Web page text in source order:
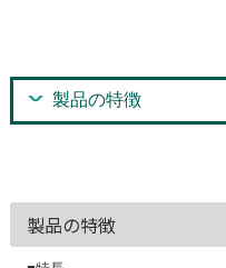
製品の特徴
製品の特徴